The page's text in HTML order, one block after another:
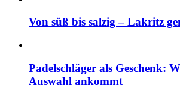
Von süß bis salzig – Lakritz
Padelschläger als Geschenk:
Auswahl ankommt